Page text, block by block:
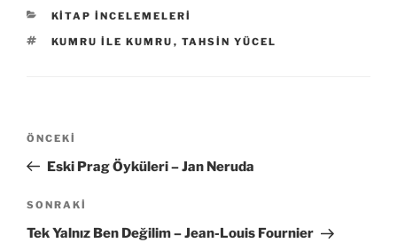
KATEGORILER
KITAP İNCELEMELERI
ETIKETLER
KUMRU ILE KUMRU , TAHSIN YÜCEL
Yazı
Önceki
Yazı
ÖNCEKI
Eski Prag Öyküleri – Jan Neruda
Sonraki
Yazı
SONRAKI
Tek Yalnız Ben Değilim – Jean-Louis Fournier